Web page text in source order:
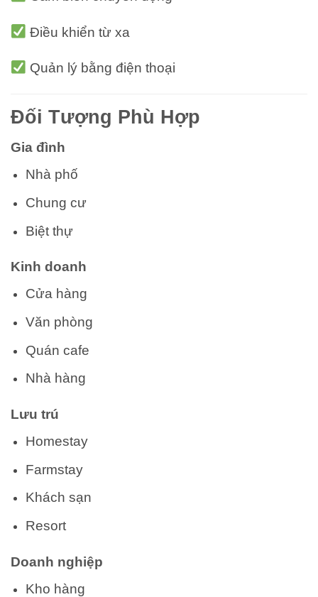
Điều khiển từ xa
Quản lý bằng điện thoại
Đối Tượng Phù Hợp
Gia đình
Nhà phố
Chung cư
Biệt thự
Kinh doanh
Cửa hàng
Văn phòng
Quán cafe
Nhà hàng
Lưu trú
Homestay
Farmstay
Khách sạn
Resort
Doanh nghiệp
Kho hàng